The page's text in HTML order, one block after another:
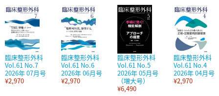
臨床整形外科
Vol.61 No.7
2026年 07月号
¥2,970
臨床整形外科
Vol.61 No.6
2026年 06月号
¥2,970
臨床整形外科
Vol.61 No.5
2026年 05月号
（増大号）
¥6,490
臨床整形外科
Vol.61 No.4
2026年 04月号
¥2,970